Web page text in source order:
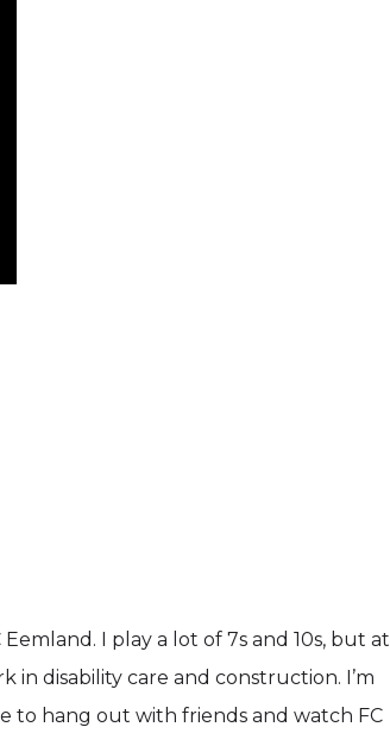
I play a lot of 7s and 10s, but at
in disability care and construction. I’m
to hang out with friends and watch FC